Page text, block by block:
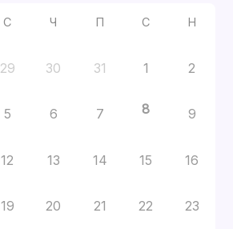
С Ч П С Н
29 30 31 1 2
5 6 7 8 9
12 13 14 15 16
19 20 21 22 23